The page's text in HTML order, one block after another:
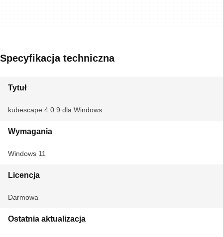
Specyfikacja techniczna
Tytuł
kubescape 4.0.9 dla Windows
Wymagania
Windows 11
Licencja
Darmowa
Ostatnia aktualizacja